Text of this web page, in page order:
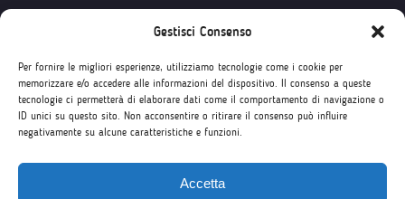
Gestisci Consenso
Per fornire le migliori esperienze, utilizziamo tecnologie come i cookie per
memorizzare e/o accedere alle informazioni del dispositivo. Il consenso a queste
tecnologie ci permetterà di elaborare dati come il comportamento di navigazione o
ID unici su questo sito. Non acconsentire o ritirare il consenso può influire
negativamente su alcune caratteristiche e funzioni.
Accetta